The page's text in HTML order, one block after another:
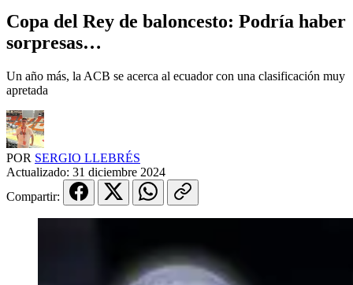
Copa del Rey de baloncesto: Podría haber
sorpresas…
Un año más, la ACB se acerca al ecuador con una clasificación muy
apretada
POR SERGIO LLEBRÉS
Actualizado: 31 diciembre 2024
Compartir: